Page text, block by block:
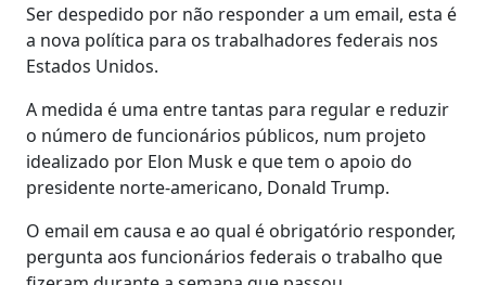
Ser despedido por não responder a um email, esta é
a nova política para os trabalhadores federais nos
Estados Unidos.
A medida é uma entre tantas para regular e reduzir
o número de funcionários públicos, num projeto
idealizado por Elon Musk e que tem o apoio do
presidente norte-americano, Donald Trump.
O email em causa e ao qual é obrigatório responder,
pergunta aos funcionários federais o trabalho que